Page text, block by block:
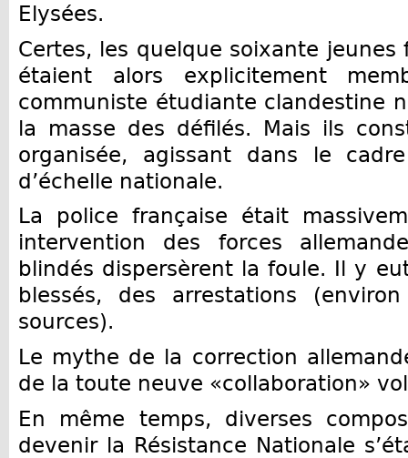
Elysées.
Certes, les quelque soixante
étaient alors explicitement
communiste étudiante clandestine
la masse des défilés. Mais ils
organisée, agissant dans le
d’échelle nationale.
La police française était
intervention des forces
blindés dispersèrent la foule. Il y
blessés, des arrestations
sources).
Le mythe de la correction
de la toute neuve «collaboration»
En même temps, diverses
devenir la Résistance Nationale